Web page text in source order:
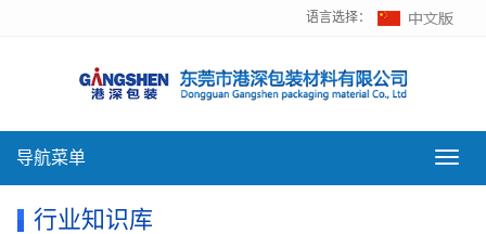
语言选择：
导
导航菜单
行业知识库